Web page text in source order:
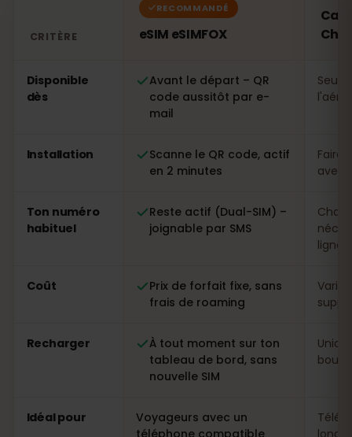
CRITÈRE
RECOMMANDÉ
eSIM eSIMFOX
Disponible
dès
Avant le départ – QR
code aussitôt par e-
mail
Installation
Scanne le QR code, actif
en 2 minutes
Faire
avec
Ton numéro
habituel
Reste actif (Dual-SIM) –
joignable par SMS
ligne
Coût
Prix de forfait fixe, sans
frais de roaming
Recharger
À tout moment sur ton
tableau de bord, sans
nouvelle SIM
Idéal pour
Voyageurs avec un
téléphone compatible
longs